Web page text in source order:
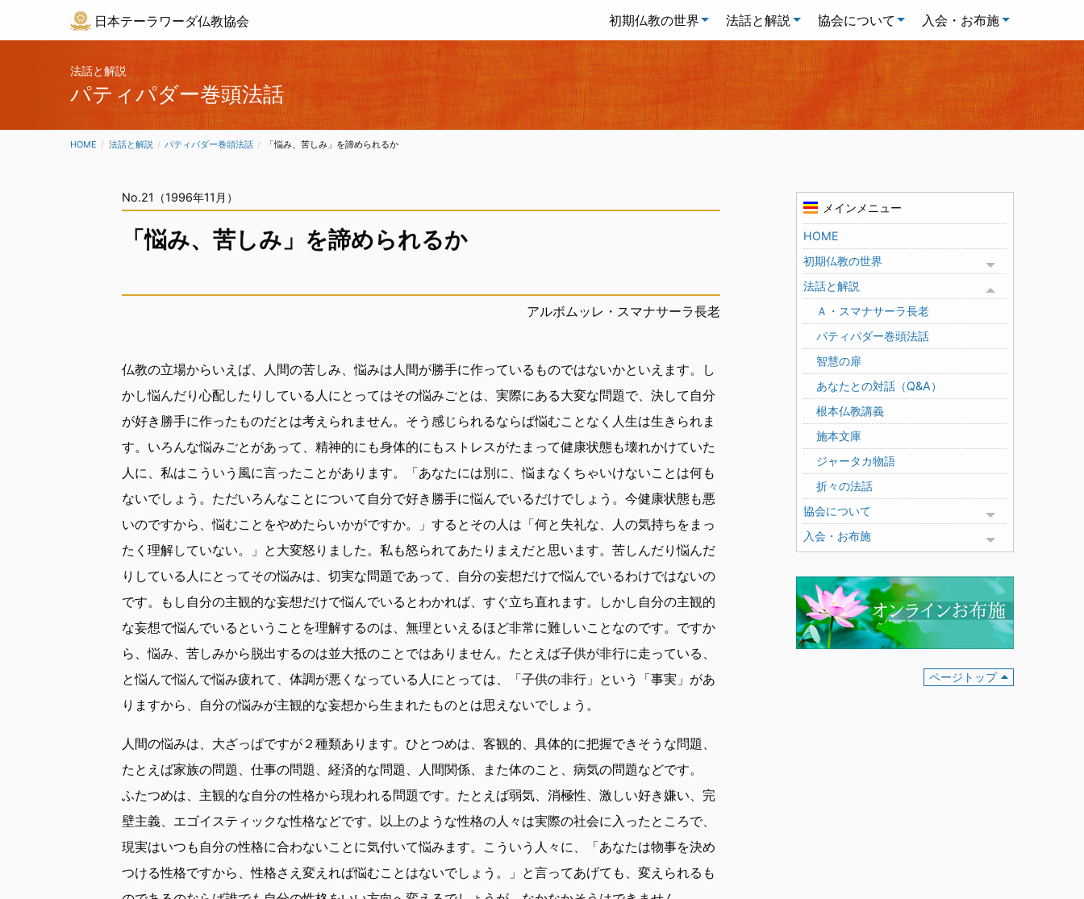
日本テーラワーダ仏教協会 初期仏教の世界 法話と解説 協会について 入会・お布施
法話と解説
パティパダー巻頭法話
HOME 法話と解説 パティパダー巻頭法話 CURRENT:
「悩み、苦しみ」を諦められるか
No.21（1996年11月）
「悩み、苦しみ」を諦められるか
アルボムッレ・スマナサーラ長老
仏教の立場からいえば、人間の苦しみ、悩みは人間が勝手に作っているものではないかといえます。し
かし悩んだり心配したりしている人にとってはその悩みごとは、実際にある大変な問題で、決して自分
が好き勝手に作ったものだとは考えられません。そう感じられるならば悩むことなく人生は生きられま
す。いろんな悩みごとがあって、精神的にも身体的にもストレスがたまって健康状態も壊れかけていた
人に、私はこういう風に言ったことがあります。「あなたには別に、悩まなくちゃいけないことは何も
ないでしょう。ただいろんなことについて自分で好き勝手に悩んでいるだけでしょう。今健康状態も悪
いのですから、悩むことをやめたらいかがですか。」するとその人は「何と失礼な、人の気持ちをまっ
たく理解していない。」と大変怒りました。私も怒られてあたりまえだと思います。苦しんだり悩んだ
りしている人にとってその悩みは、切実な問題であって、自分の妄想だけで悩んでいるわけではないの
です。もし自分の主観的な妄想だけで悩んでいるとわかれば、すぐ立ち直れます。しかし自分の主観的
な妄想で悩んでいるということを理解するのは、無理といえるほど非常に難しいことなのです。ですか
ら、悩み、苦しみから脱出するのは並大抵のことではありません。たとえば子供が非行に走っている、
と悩んで悩んで悩み疲れて、体調が悪くなっている人にとっては、「子供の非行」という「事実」があ
りますから、自分の悩みが主観的な妄想から生まれたものとは思えないでしょう。
人間の悩みは、大ざっぱですが２種類あります。ひとつめは、客観的、具体的に把握できそうな問題、
たとえば家族の問題、仕事の問題、経済的な問題、人間関係、また体のこと、病気の問題などです。
ふたつめは、主観的な自分の性格から現われる問題です。たとえば弱気、消極性、激しい好き嫌い、完
壁主義、エゴイスティックな性格などです。以上のような性格の人々は実際の社会に入ったところで、
現実はいつも自分の性格に合わないことに気付いて悩みます。こういう人々に、「あなたは物事を決め
つける性格ですから、性格さえ変えれば悩むことはないでしょう。」と言ってあげても、変えられるも
メインメニュー
HOME
初期仏教の世界
Toggle menu
法話と解説
Toggle menu
Ａ・スマナサーラ長老
パティパダー巻頭法話
智慧の扉
あなたとの対話（Q&A）
根本仏教講義
施本文庫
ジャータカ物語
折々の法話
協会について
Toggle menu
入会・お布施
Toggle menu
ページトップ